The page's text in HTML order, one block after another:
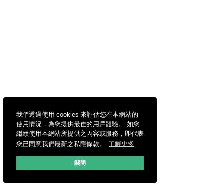
我們透過使用 cookies 來評估您在本網站的
使用情況，為您提供最佳的用戶體驗。 如您
繼續使用本網站所提供之內容或服務，即代表
您已同意我們最新之私隱條款。
了解更多
關閉